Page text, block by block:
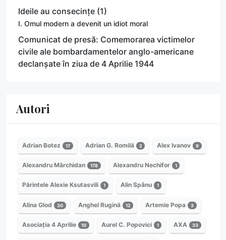
Ideile au consecințe (1)
I. Omul modern a devenit un idiot moral
Comunicat de presă: Comemorarea victimelor
civile ale bombardamentelor anglo-americane
declanșate în ziua de 4 Aprilie 1944
Autori
Adrian Botez 17 Adrian G. Romilă 2 Alex Ivanov 9
Alexandru Mărchidan 178 Alexandru Nechifor 1
Părintele Alexie Ksutasvili 1 Alin Spânu 1
Alina Glod 30 Anghel Rugină 12 Artemie Popa 3
Asociația 4 Aprilie 10 Aurel C. Popovici 1 AXA 33